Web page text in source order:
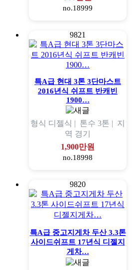
no.18999
9821
특A급 현대 3톤 3단마스트
2016년식 쉬프트 반캐빈
1900…
형식 디젤식 | 톤수 3톤 | 지
역 경기
1,900만원
no.18998
9820
특A급 중고지게차 두산 3.3톤
사이드쉬프트 17년식 디젤지
게차…